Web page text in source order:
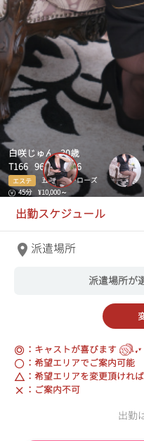
白咲じゅん 30歳
T166 96(G)-58-86
エステ
五反田ヒーローズ
45分
¥10,000～
出勤スケジュール
派遣場所
派遣場所が
：キャストが喜びます
：希望エリアでご案内可能
：希望エリアを変更頂けれ
：ご案内不可
出勤